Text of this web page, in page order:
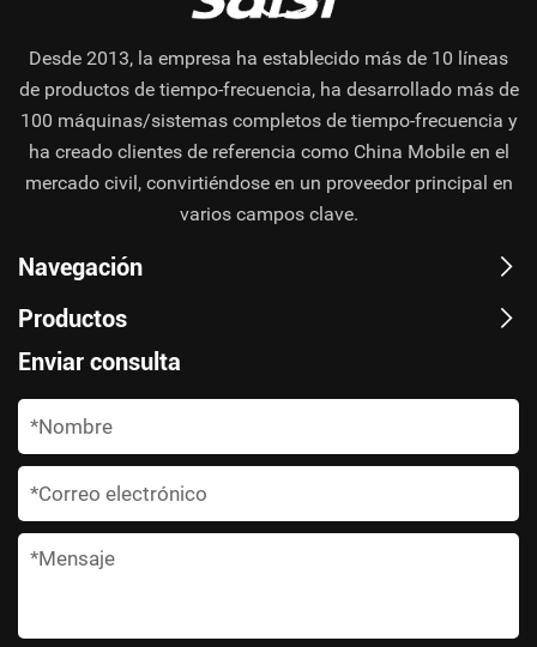
Desde 2013, la empresa ha establecido más de 10 líneas
de productos de tiempo-frecuencia, ha desarrollado más de
100 máquinas/sistemas completos de tiempo-frecuencia y
ha creado clientes de referencia como China Mobile en el
mercado civil, convirtiéndose en un proveedor principal en
varios campos clave.
Navegación
Productos
Enviar consulta
*
*
*